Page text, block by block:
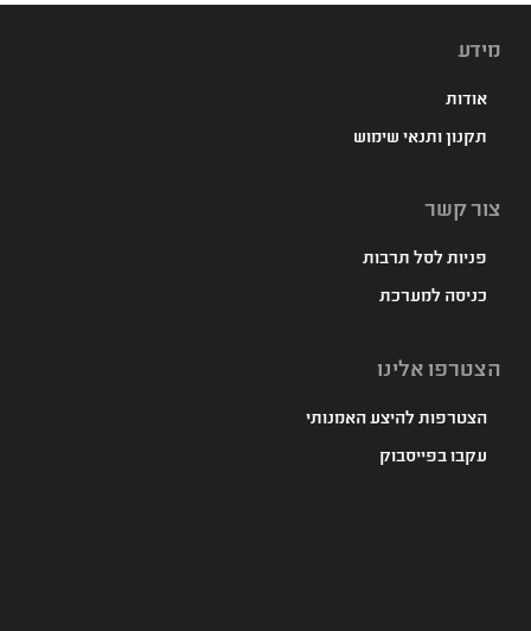
מידע
אודות
תקנון ותנאי שימוש
צור קשר
פניות לסל תרבות
כניסה למערכת
הצטרפו אלינו
הצטרפות להיצע האמנותי
עקבו בפייסבוק